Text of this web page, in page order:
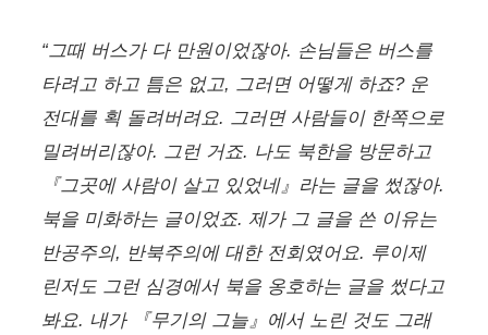
“그때 버스가 다 만원이었잖아. 손님들은 버스를
타려고 하고 틈은 없고, 그러면 어떻게 하죠? 운
전대를 획 돌려버려요. 그러면 사람들이 한쪽으로
밀려버리잖아. 그런 거죠. 나도 북한을 방문하고
『그곳에 사람이 살고 있었네』라는 글을 썼잖아.
북을 미화하는 글이었죠. 제가 그 글을 쓴 이유는
반공주의, 반북주의에 대한 전회였어요. 루이제
린저도 그런 심경에서 북을 옹호하는 글을 썼다고
봐요. 내가 『무기의 그늘』에서 노린 것도 그래